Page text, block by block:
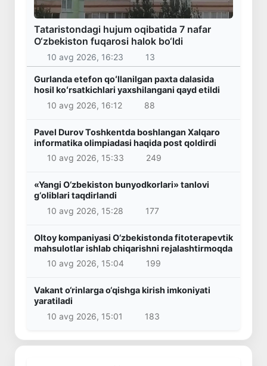
Tataristondagi hujum oqibatida 7 nafar
O‘zbekiston fuqarosi halok bo‘ldi
10 avg 2026, 16:23 13
Gurlanda etefon qoʻllanilgan paxta dalasida
hosil koʻrsatkichlari yaxshilangani qayd etildi
10 avg 2026, 16:12
88
Pavel Durov Toshkentda boshlangan Xalqaro
informatika olimpiadasi haqida post qoldirdi
10 avg 2026, 15:33
249
«Yangi O‘zbekiston bunyodkorlari» tanlovi
g‘oliblari taqdirlandi
10 avg 2026, 15:28
177
Oltoy kompaniyasi O‘zbekistonda fitoterapevtik
mahsulotlar ishlab chiqarishni rejalashtirmoqda
10 avg 2026, 15:04
199
Vakant o‘rinlarga o‘qishga kirish imkoniyati
yaratiladi
10 avg 2026, 15:01
183